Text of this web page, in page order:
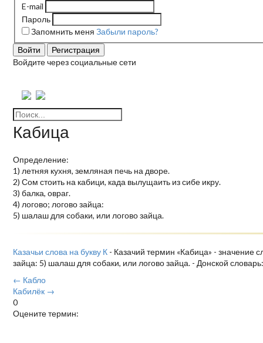
E-mail
Пароль
Запомнить меня Забыли пароль?
Войти Регистрация
Войдите через социальные сети
Кабица
Определение:
1) летняя кухня, земляная печь на дворе.
2) Сом стоить на кабици, када вылущаить из сибе икру.
3) балка, овраг.
4) логово; логово зайца:
5) шалаш для собаки, или логово зайца.
Казачьи слова на букву К - Казачий термин «Кабица» - значение
зайца: 5) шалаш для собаки, или логово зайца. - Донской
← Кабло
Кабилёк →
0
Оцените термин: